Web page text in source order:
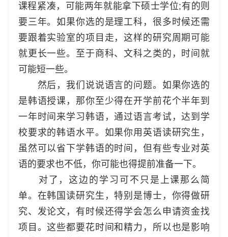
课程紧凑，可能两年就能拿下硕士学位;有的则
要三年。如果你选的是理工科，很多时候还需
要跟着实验室的项目走，这样的研究周期可能
就更长一些。至于商科、文科之类的，时间就
可能短一些。
然后，我们说说语言的问题。如果你选的
是韩语授课，那你至少得在开学前花个半年到
一年时间来学习韩语，通过语言考试，达到学
校要求的韩语水平。如果你用英语读研究生，
虽然可以省下学韩语的时间，但有些专业对英
语的要求也不低，你可能也得提前准备一下。
对了，这边的学习可不只是上课那么简
单。在韩国读研究生，特别是博士，你得做研
究、发论文，有时候还得学会怎么申请资金找
项目。这些都要花时间和精力，所以也是影响